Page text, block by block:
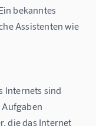
bekanntes
Assistenten wie
Internets sind
die das Internet